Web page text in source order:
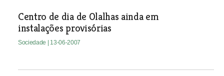
Centro de dia de Olalhas ainda em
instalações provisórias
Sociedade | 13-06-2007